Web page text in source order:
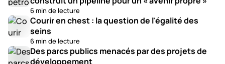
6 min de lecture
Courir en chest : la question de l'égalité des
seins
6 min de lecture
Des parcs publics menacés par des projets de
développement